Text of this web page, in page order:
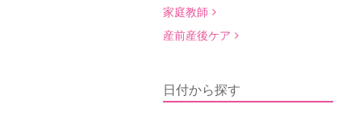
家庭教師
産前産後ケア
日付から探す